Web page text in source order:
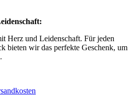
Herz und Leidenschaft. Für jeden
bieten wir das perfekte Geschenk, um